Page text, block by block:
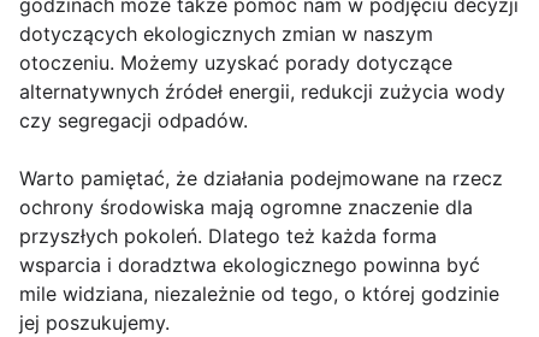
godzinach może także pomóc nam w podjęciu decyzji
dotyczących ekologicznych zmian w naszym
otoczeniu. Możemy uzyskać porady dotyczące
alternatywnych źródeł energii, redukcji zużycia wody
czy segregacji odpadów.
Warto pamiętać, że działania podejmowane na rzecz
ochrony środowiska mają ogromne znaczenie dla
przyszłych pokoleń. Dlatego też każda forma
wsparcia i doradztwa ekologicznego powinna być
mile widziana, niezależnie od tego, o której godzinie
jej poszukujemy.